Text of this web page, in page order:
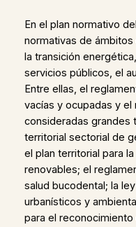
En el plan normativo
normativas de
la transición
servicios públicos, el
Entre ellas, el
vacías y ocupadas y
consideradas grandes
territorial sectorial de
el plan territorial para
renovables; el
salud bucodental; la
urbanísticos y
para el